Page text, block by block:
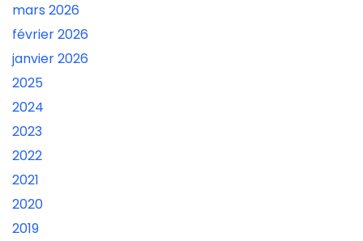
mars 2026
février 2026
janvier 2026
2025
2024
2023
2022
2021
2020
2019